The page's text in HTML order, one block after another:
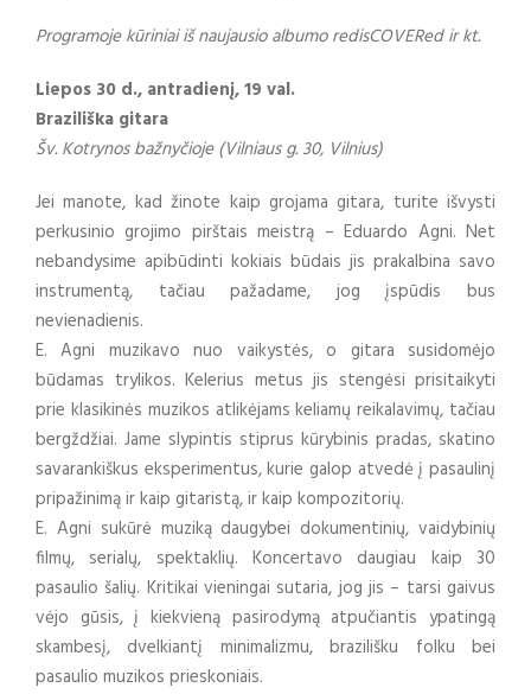
Programoje kūriniai iš naujausio albumo redisCOVERed ir kt.
Liepos 30 d., antradienį, 19 val.
Braziliška gitara
Šv. Kotrynos bažnyčioje (Vilniaus g. 30, Vilnius)
Jei manote, kad žinote kaip grojama gitara, turite išvysti
perkusinio grojimo pirštais meistrą – Eduardo Agni. Net
nebandysime apibūdinti kokiais būdais jis prakalbina savo
instrumentą, tačiau pažadame, jog įspūdis bus
nevienadienis.
E. Agni muzikavo nuo vaikystės, o gitara susidomėjo
būdamas trylikos. Kelerius metus jis stengėsi prisitaikyti
prie klasikinės muzikos atlikėjams keliamų reikalavimų, tačiau
bergždžiai. Jame slypintis stiprus kūrybinis pradas, skatino
savarankiškus eksperimentus, kurie galop atvedė į pasaulinį
pripažinimą ir kaip gitaristą, ir kaip kompozitorių.
E. Agni sukūrė muziką daugybei dokumentinių, vaidybinių
filmų, serialų, spektaklių. Koncertavo daugiau kaip 30
pasaulio šalių. Kritikai vieningai sutaria, jog jis – tarsi gaivus
vėjo gūsis, į kiekvieną pasirodymą atpučiantis ypatingą
skambesį, dvelkiantį minimalizmu, brazilišku folku bei
pasaulio muzikos prieskoniais.